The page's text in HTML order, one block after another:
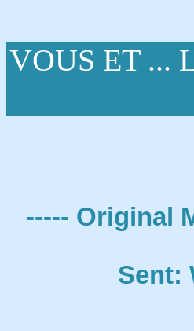
VOUS ET ...
----- Original
Sent: